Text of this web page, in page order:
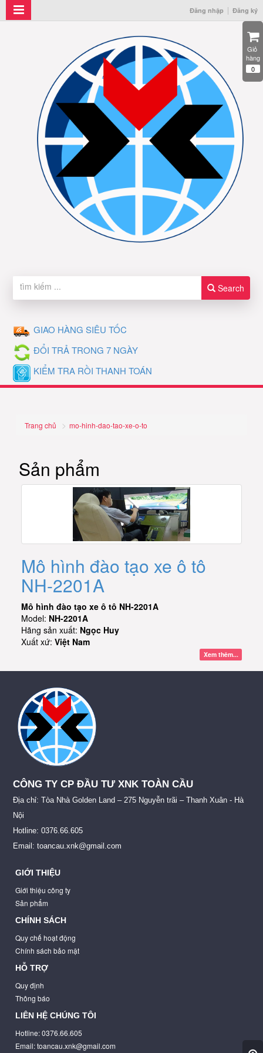
Đăng nhập Đăng ký
Search
GIAO HÀNG SIÊU TỐC
ĐỔI TRẢ TRONG 7 NGÀY
KIỂM TRA RỒI THANH TOÁN
Trang chủ mo-hinh-dao-tao-xe-o-to
Sản phẩm
Mô hình đào tạo xe ô tô
NH-2201A
Mô hình đào tạo xe ô tô NH-2201A
Model: NH-2201A
Hãng sản xuất: Ngọc Huy
Xuất xứ: Việt Nam
Xem thêm...
CÔNG TY CP ĐẦU TƯ XNK TOÀN CẦU
Địa chỉ: Tòa Nhà Golden Land – 275 Nguyễn trãi – Thanh Xuân - Hà
Nội
Hotline: 0376.66.605
Email: toancau.xnk@gmail.com
GIỚI THIỆU
Giới thiệu công ty
Sản phẩm
CHÍNH SÁCH
Quy chế hoạt động
Chính sách bảo mật
HỖ TRỢ
Quy định
Thông báo
LIÊN HỆ CHÚNG TÔI
Hotline: 0376.66.605
Email: toancau.xnk@gmail.com
Giỏ
hàng
0